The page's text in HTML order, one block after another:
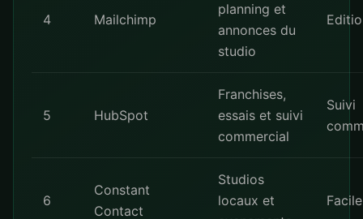
4 Mailchimp
planning et
annonces du
studio
5 HubSpot
Franchises,
essais et suivi
commercial
Suivi
6
Constant
Contact
Studios
locaux et